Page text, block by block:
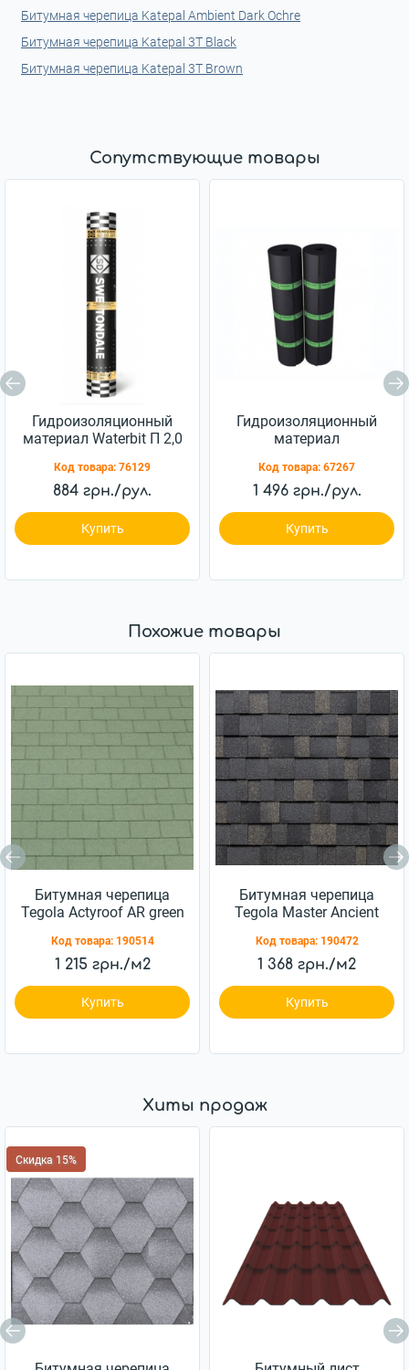
Битумная черепица Katepal Ambient Dark Ochre
Битумная черепица Katepal 3T Black
Битумная черепица Katepal 3T Brown
Сопутствующие товары
Гидроизоляционный
материал Waterbit П 2,0
Код товара: 76129
884 грн./рул.
Купить
Гидроизоляционный
материал
Код товара: 67267
1 496 грн./рул.
Купить
Похожие товары
Битумная черепица
Tegola Actyroof AR green
Код товара: 190514
1 215 грн./м2
Купить
Битумная черепица
Tegola Master Ancient
Код товара: 190472
1 368 грн./м2
Купить
Хиты продаж
Скидка 15%